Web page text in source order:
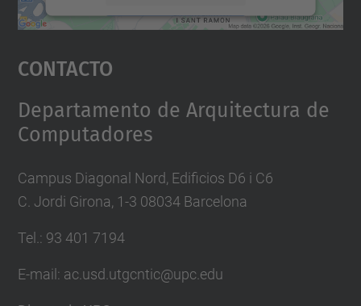
Aceptar
powered by
Contacto
Departamento de Arquitectura de
Computadores
Campus Diagonal Nord, Edificios D6 i C6
C. Jordi Girona, 1-3 08034 Barcelona
Tel.: 93 401 7194
E-mail: ac.usd.utgcntic@upc.edu